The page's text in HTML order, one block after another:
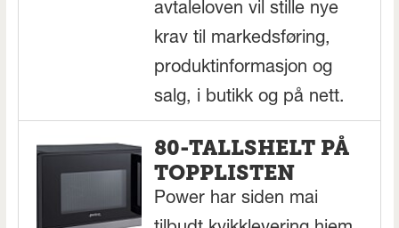
avtaleloven vil stille nye
krav til markedsføring,
produktinformasjon og
salg, i butikk og på nett.
80-TALLSHELT PÅ
TOPPLISTEN
Power har siden mai